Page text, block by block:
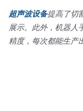
超声波设备提高了切
展示。此外，机器人
精度，每次都能生产